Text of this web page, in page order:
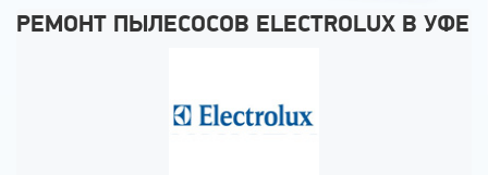
РЕМОНТ ПЫЛЕСОСОВ ELECTROLUX В УФЕ